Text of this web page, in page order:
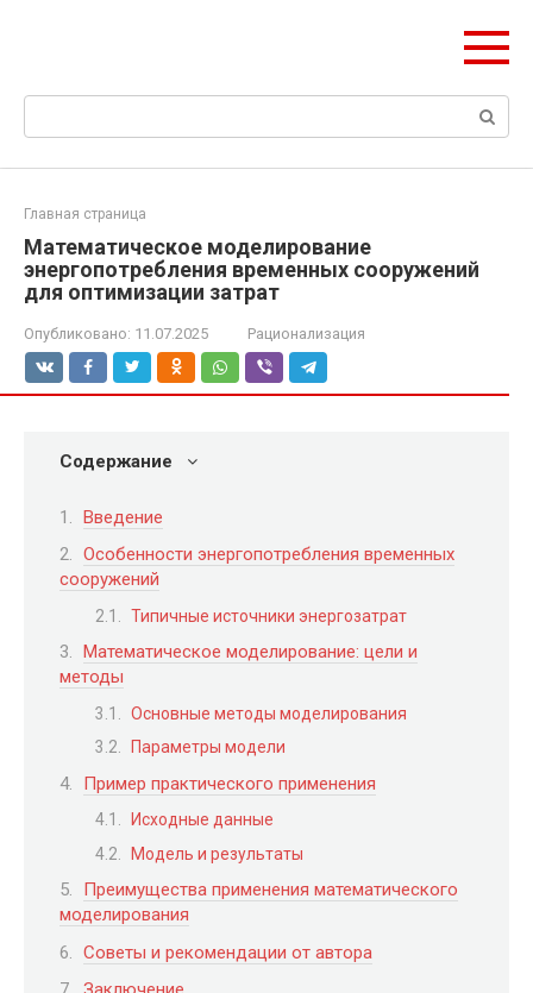
Поиск:
Главная страница
Математическое моделирование
энергопотребления временных сооружений
для оптимизации затрат
Опубликовано: 11.07.2025 Рационализация
Содержание
Введение
Особенности энергопотребления временных
сооружений
Типичные источники энергозатрат
Математическое моделирование: цели и
методы
Основные методы моделирования
Параметры модели
Пример практического применения
Исходные данные
Модель и результаты
Преимущества применения математического
моделирования
Советы и рекомендации от автора